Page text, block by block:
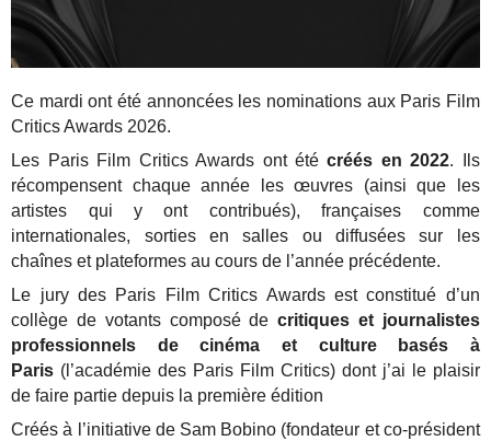
Ce mardi ont été annoncées les nominations aux Paris Film
Critics Awards 2026.
Les Paris Film Critics Awards ont étécréés en 2022. Ils
récompensent chaque année les œuvres (ainsi que les
artistes qui y ont contribués), françaises comme
internationales, sorties en salles ou diffusées sur les
chaînes et plateformes au cours de l’année précédente.
Le jury des Paris Film Critics Awards est constitué d’un
collège de votants composé de critiques et journalistes
professionnels de cinéma et culture basés à
Paris (l’académie des Paris Film Critics) dont j’ai le plaisir
de faire partie depuis la première édition
Créés à l’initiative de Sam Bobino (fondateur et co-président